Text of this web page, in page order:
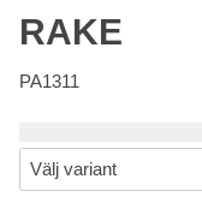
RAKE
PA1311